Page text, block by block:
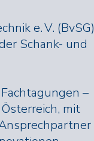
e. V. (BvSG)
Schank- und
–
mit